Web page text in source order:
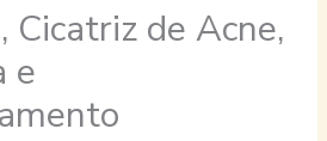
Cicatriz de Acne,
e